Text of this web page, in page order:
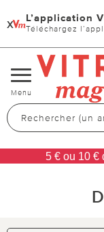
x L’application
Téléchargez
Changer
de
navigation
Menu
5 € ou 10 €